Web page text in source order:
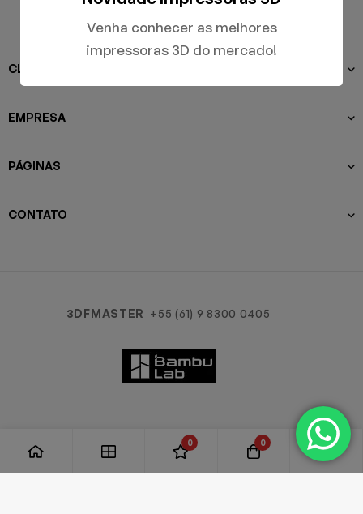
CLIENTES
EMPRESA
PÁGINAS
CONTATO
3DFMASTER +55 (61) 9 8300 0405
Venha conhecer as melhores
impressoras 3D do mercado!
0 0